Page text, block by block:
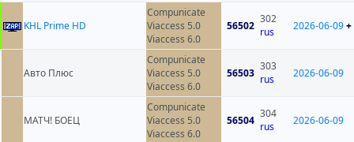
KHL Prime HD
Compunicate
Viaccess 5.0
Viaccess 6.0
56502
302
rus
2026-06-09+
Авто Плюс
Compunicate
Viaccess 5.0
Viaccess 6.0
56503
303
rus
2026-06-09
МАТЧ! БОЕЦ
Compunicate
Viaccess 5.0
Viaccess 6.0
56504
304
rus
2026-06-09